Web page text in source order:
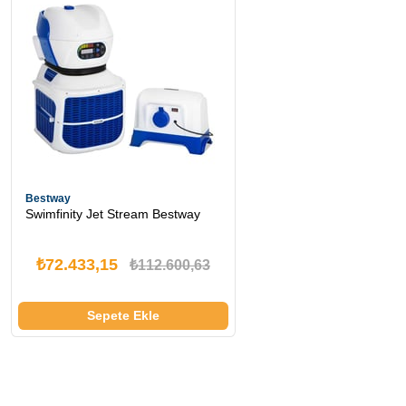
Bestway
Swimfinity Jet Stream Bestway
₺72.433,15 ₺112.600,63
Sepete Ekle